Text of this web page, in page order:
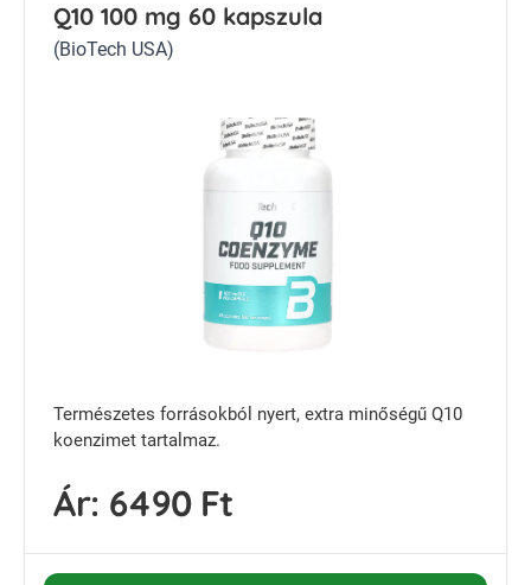
Q10 100 mg 60 kapszula
(BioTech USA)
Természetes forrásokból nyert, extra minőségű Q10
koenzimet tartalmaz.
Ár: 6490 Ft